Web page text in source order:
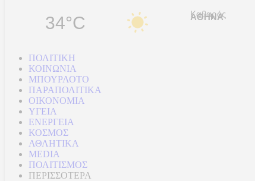
34°C Καθαρός
ΠΟΛΙΤΙΚΗ
ΚΟΙΝΩΝΙΑ
ΜΠΟΥΡΛΟΤΟ
ΠΑΡΑΠΟΛΙΤΙΚΑ
ΟΙΚΟΝΟΜΙΑ
ΥΓΕΙΑ
ΕΝΕΡΓΕΙΑ
ΚΟΣΜΟΣ
ΑΘΛΗΤΙΚΑ
MEDIA
ΠΟΛΙΤΙΣΜΟΣ
ΠΕΡΙΣΣΟΤΕΡΑ